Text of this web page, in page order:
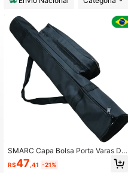
SMARC Capa Bolsa Porta Varas Du
plo Ziper Para Traia De Pesca 70c
m
R$47 ,41 -21%